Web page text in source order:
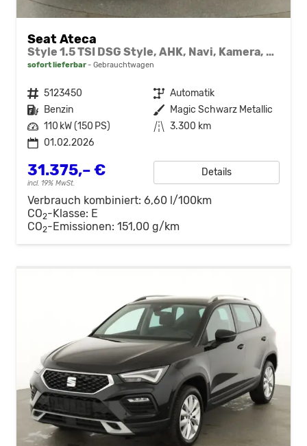
Seat Ateca
Style 1.5 TSI DSG Style, AHK, Navi, Kamera, el. Klappe
sofort lieferbar Gebrauchtwagen
Fahrzeugnr. 5123450 Getriebe Automatik
Kraftstoff Benzin Außenfarbe Magic Schwarz Metallic
Leistung 110 kW (150 PS) Kilometerstand 3.300 km
01.02.2026
31.375,– €
incl. 19% MwSt.
Details
Verbrauch kombiniert: 6,60 l/100km
CO2-Klasse: E
CO2-Emissionen: 151,00 g/km